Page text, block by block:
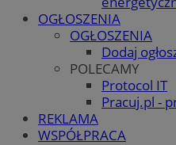
OGŁOSZENIA
OGŁOSZENIA
Dodaj
POLECAMY
Protocol IT
Pracuj.pl -
REKLAMA
WSPÓŁPRACA